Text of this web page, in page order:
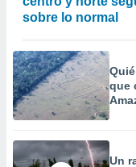
sobre lo normal
que
Un